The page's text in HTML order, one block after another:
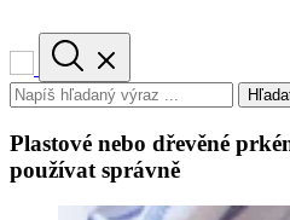
Plastové nebo dřevěné
používat správně